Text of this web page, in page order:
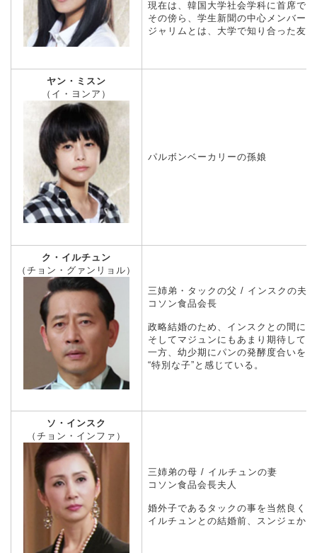
現在は、韓国大学社会学科に首席で
その傍ら、学生新聞の中心メンバー
ジャリムとは、大学で知り合った友
ヤン・ミスン
（イ・ヨンア）
パルボンベーカリーの孫娘
ク・イルチュン
（チョン・グァンリョル）
三姉弟・タックの父 / インスクの夫
コソン食品会長
政略結婚のため、インスクとの間に
そしてマジュンにもあまり期待して
一方、幼少期にパンの発酵度合いを
“特別な子”と感じている。
ソ・インスク
（チョン・インファ）
三姉弟の母 / イルチュンの妻
コソン食品会長夫人
婚外子であるタックの事を当然良く
イルチュンとの結婚前、スンジェか